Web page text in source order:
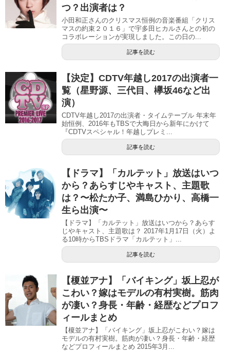
つ？出演者は？
小田和正さんのクリスマス恒例の音楽番組「クリス
マスの約束２０１６」で宇多田ヒカルさんとの初の
コラボレーションが実現しました。この日の...
記事を読む
【決定】CDTV年越し2017の出演者一
覧（星野源、三代目、欅坂46など出
演）
CDTV年越し2017の出演者・タイムテーブル 年末年
始恒例、2016年もTBSで大晦日から新年にかけて
『CDTVスペシャル！年越しプレミ...
記事を読む
【ドラマ】「カルテット」放送はいつ
から？あらすじやキャスト、主題歌
は？〜松たか子、満島ひかり、高橋一
生ら出演〜
【ドラマ】「カルテット」放送はいつから？あらす
じやキャスト、主題歌は？ 2017年1月17日（火）よ
る10時からTBSドラマ「カルテット」...
記事を読む
【榎並アナ】「バイキング」坂上忍が
こわい？嫁はモデルの有村実樹。筋肉
が凄い？身長・年齢・経歴などプロフ
ィールまとめ
【榎並アナ】「バイキング」坂上忍がこわい？嫁は
モデルの有村実樹。筋肉が凄い？身長・年齢・経歴
などプロフィールまとめ 2015年3月...